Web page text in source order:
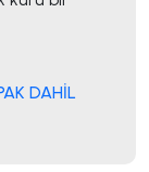
DAHİL